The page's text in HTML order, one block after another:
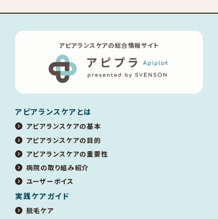
アピアランスケアの総合情報サイト
アピアランスケアとは
アピアランスケアの基本
アピアランスケアの目的
アピアランスケアの重要性
病院の取り組み紹介
ユーザーボイス
実践ケアガイド
脱毛ケア